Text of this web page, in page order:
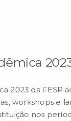
2023 da FESP
workshops e
nos